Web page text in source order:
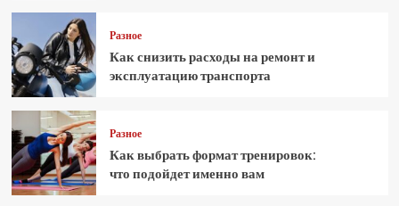
Разное
Как снизить расходы на ремонт и
эксплуатацию транспорта
Разное
Как выбрать формат тренировок:
что подойдет именно вам